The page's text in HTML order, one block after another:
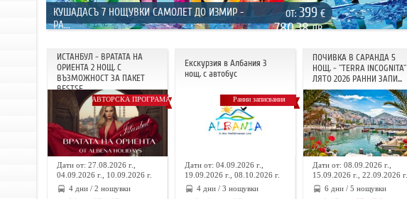
КУШАДАСЪ 7 НОЩУВКИ САМОЛЕТ ДО ИЗМИР -
РА...
ОТ: 399 €
780.38 ЛВ.
ИСТАНБУЛ - ВРАТАТА НА
ОРИЕНТА 2 НОЩ. С
ВЪЗМОЖНОСТ ЗА ПАКЕТ
BESTSE...
АВТОРСКА ПРОГРАМА
Дати от: 27.08.2026 г.,
04.09.2026 г., 10.09.2026 г.
4 дни / 2 нощувки
Екскурзия в Албания 3
нощ. с автобус
Ранни записвания
Дати от: 04.09.2026 г.,
19.09.2026 г., 08.10.2026 г.
4 дни / 3 нощувки
ПОЧИВКА В САРАНДА 5
НОЩ. - "TERRA INCOGNITA"
ЛЯТО 2026 РАННИ ЗАПИ...
Дати от: 08.09.2026 г.,
15.09.2026 г., 22.09.2026 г.
6 дни / 5 нощувки